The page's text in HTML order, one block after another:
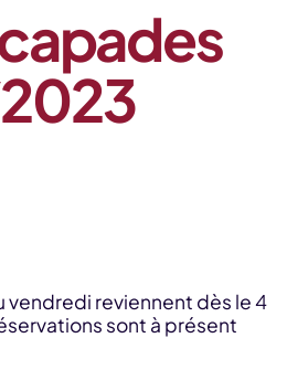
vendredi reviennent dès le 4
sont à présent